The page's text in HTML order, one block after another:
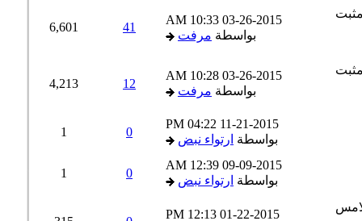
03-26-2015
10:33 AM
بواسطةمرفت
41
6,601
03-26-2015
10:28 AM
بواسطةمرفت
12
4,213
11-21-2015
04:22 PM
بواسطةارتواء نبض
09-09-2015
12:39 AM
بواسطةارتواء نبض
01-22-2015
12:13 PM